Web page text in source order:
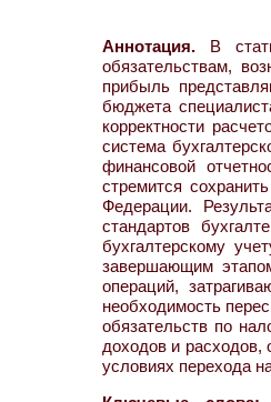
Аннотация. В
обязательствам,
прибыль
бюджета
корректности
система
финансовой
стремится
Федерации.
стандартов
бухгалтерскому
завершающим
операций,
необходимость
обязательств по
доходов и расходов,
условиях перехода